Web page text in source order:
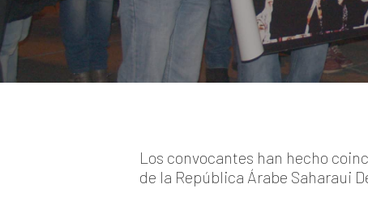
Los convocantes han hecho
de la República Árabe Saharaui